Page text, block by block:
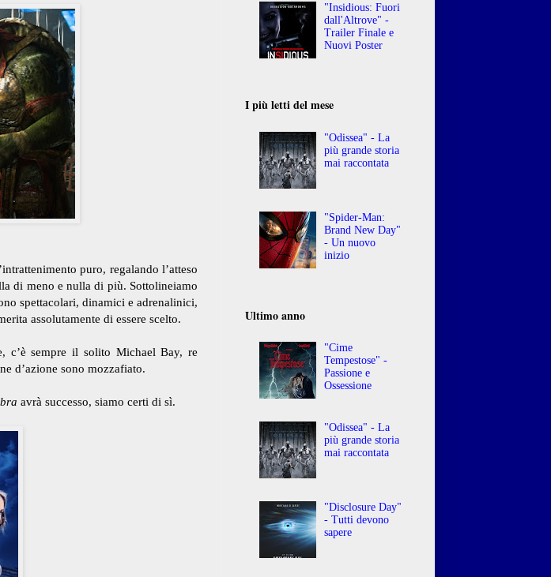
puro, regalando l’atteso
di meno e nulla di più. Sottolineiamo
spettacolari, dinamici e adrenalinici,
assolutamente di essere scelto.
c’è sempre il solito Michael Bay, re
d’azione sono mozzafiato.
avrà successo, siamo certi di sì.
"Insidious: Fuori
dall'Altrove" -
Trailer Finale e
Nuovi Poster
I più letti del mese
"Odissea" - La
più grande storia
mai raccontata
"Spider-Man:
Brand New Day"
- Un nuovo
inizio
Ultimo anno
"Cime
Tempestose" -
Passione e
Ossessione
"Odissea" - La
più grande storia
mai raccontata
"Disclosure Day"
- Tutti devono
sapere